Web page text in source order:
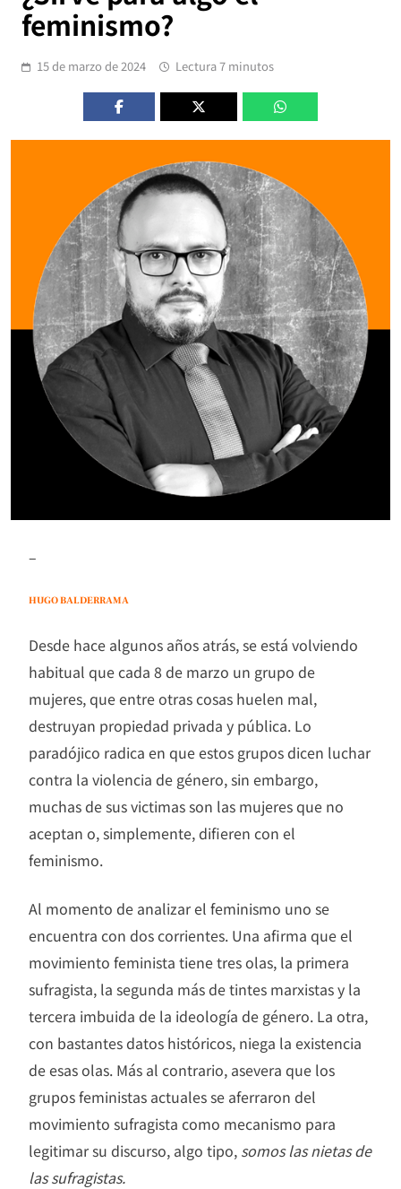
feminismo?
15 de marzo de 2024 Lectura 7 minutos
–
HUGO BALDERRAMA
Desde hace algunos años atrás, se está volviendo
habitual que cada 8 de marzo un grupo de
mujeres, que entre otras cosas huelen mal,
destruyan propiedad privada y pública. Lo
paradójico radica en que estos grupos dicen luchar
contra la violencia de género, sin embargo,
muchas de sus victimas son las mujeres que no
aceptan o, simplemente, difieren con el
feminismo.
Al momento de analizar el feminismo uno se
encuentra con dos corrientes. Una afirma que el
movimiento feminista tiene tres olas, la primera
sufragista, la segunda más de tintes marxistas y la
tercera imbuida de la ideología de género. La otra,
con bastantes datos históricos, niega la existencia
de esas olas. Más al contrario, asevera que los
grupos feministas actuales se aferraron del
movimiento sufragista como mecanismo para
legitimar su discurso, algo tipo, somos las nietas de
las sufragistas.